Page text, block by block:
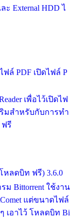
ะ External HDD ไ
ฟล์ PDF เปิดไฟล์ P
เพื่อไว้เปิดไฟ
ริมสำหรับกับการทำ
ฟรี
หลดบิท ฟรี) 3.6.0
ม Bittorrent ใช้งาน
แต่ขนาดไฟล์
เอาไว้ โหลดบิท Bi